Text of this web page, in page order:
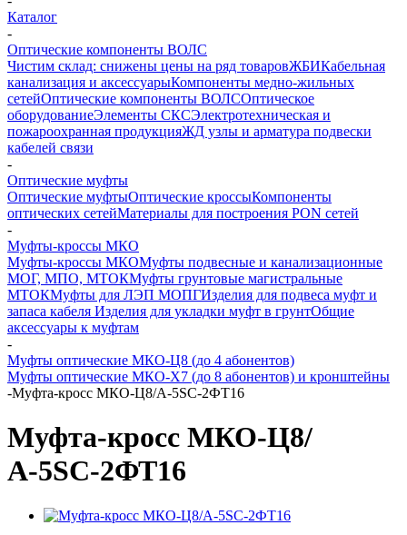
Каталог
-
Оптические компоненты ВОЛС
Чистим склад: снижены цены на ряд товаровЖБИКабельная
канализация и аксессуарыКомпоненты медно-жильных
сетейОптические компоненты ВОЛСОптическое
оборудованиеЭлементы СКСЭлектротехническая и
пожароохранная продукцияЖД узлы и арматура подвески
кабелей связи
-
Оптические муфты
Оптические муфтыОптические кроссыКомпоненты
оптических сетейМатериалы для построения PON сетей
-
Муфты-кроссы МКО
Муфты-кроссы МКОМуфты подвесные и канализационные
МОГ, МПО, МТОКМуфты грунтовые магистральные
МТОКМуфты для ЛЭП МОПГИзделия для подвеса муфт и
запаса кабеля Изделия для укладки муфт в грунтОбщие
аксессуары к муфтам
-
Муфты оптические МКО-Ц8 (до 4 абонентов)
Муфты оптические МКО-Х7 (до 8 абонентов) и кронштейны
-Муфта-кросс МКО-Ц8/А-5SC-2ФТ16
Муфта-кросс МКО-Ц8/
А-5SC-2ФТ16